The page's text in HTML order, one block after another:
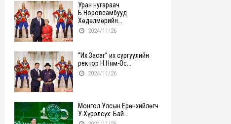
Уран нугараач
Б.Норовсамбууд
Хөдөлмөрийн...
2024/11/26
“Их Засаг” их сургуулийн
ректор Н.Ням-Ос...
2024/11/26
Монгол Улсын Ерөнхийлөгч
У.Хүрэлсүх: Бай...